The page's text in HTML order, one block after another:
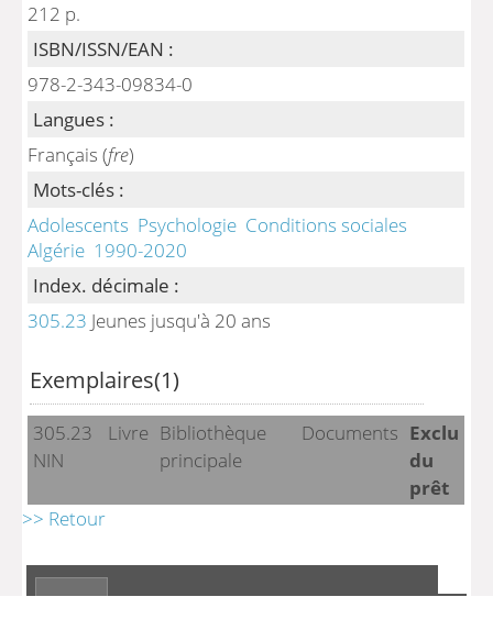
212 p.
ISBN/ISSN/EAN :
978-2-343-09834-0
Langues :
Français (fre)
Mots-clés :
Adolescents Psychologie Conditions sociales
Algérie 1990-2020
Index. décimale :
305.23 Jeunes jusqu'à 20 ans
Exemplaires(1)
305.23
NIN
Livre Bibliothèque
principale
Documents Exclu
du
prêt
>> Retour